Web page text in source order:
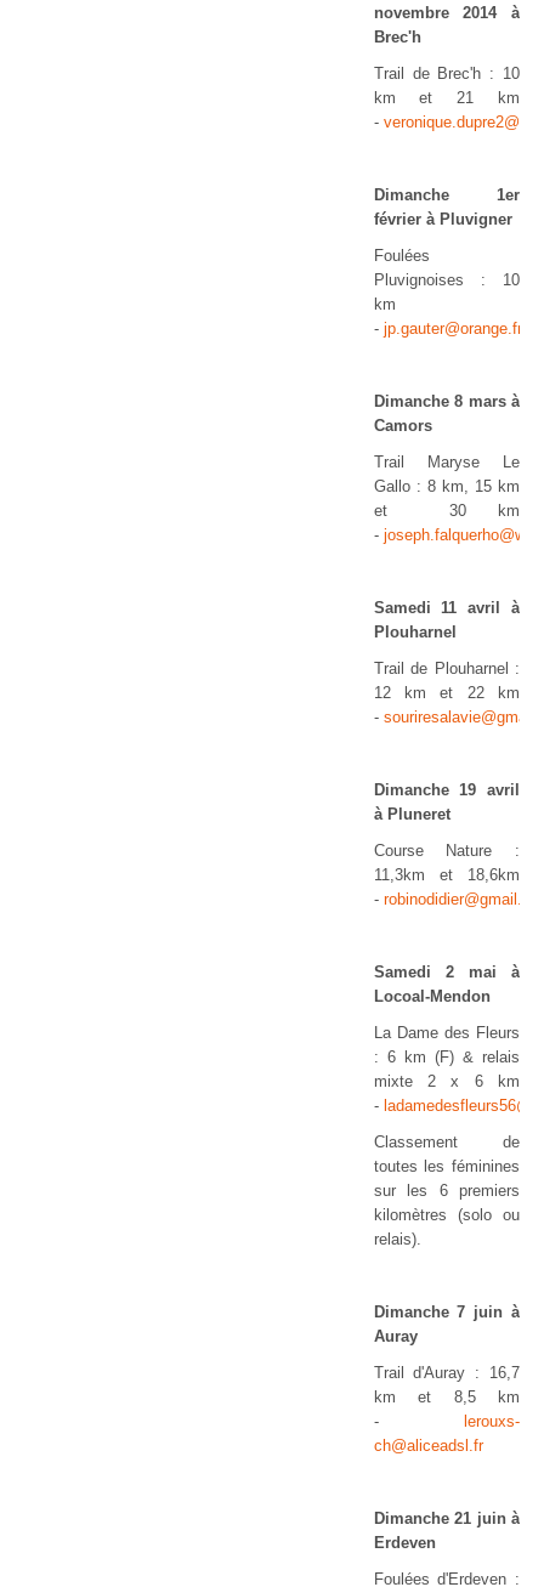
novembre 2014 à
Brec'h
Trail de Brec'h : 10
km et 21 km
-
Dimanche 1er
février à Pluvigner
Foulées
Pluvignoises : 10
km
- jp.gauter@orange.fr
Dimanche 8 mars à
Camors
Trail Maryse Le
Gallo : 8 km, 15 km
et 30 km
-
Samedi 11 avril à
Plouharnel
Trail de Plouharnel :
12 km et 22 km
-
Dimanche 19 avril
à Pluneret
Course Nature :
11,3km et 18,6km
-
Samedi 2 mai à
Locoal-Mendon
La Dame des Fleurs
: 6 km (F) & relais
mixte 2 x 6 km
-
Classement de
toutes les féminines
sur les 6 premiers
kilomètres (solo ou
relais).
Dimanche 7 juin à
Auray
Trail d'Auray : 16,7
km et 8,5 km
-
lerouxs-
ch@aliceadsl.fr
Dimanche 21 juin à
Erdeven
Foulées d'Erdeven :